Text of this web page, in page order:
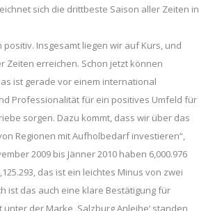
sich die drittbeste Saison aller Zeiten in
Insgesamt liegen wir auf Kurs, und
Zeiten erreichen. Schon jetzt können
ist gerade vor einem international
Professionalität für ein positives Umfeld für
sorgen. Dazu kommt, dass wir über das
Regionen mit Aufholbedarf investieren“,
2009 bis Jänner 2010 haben 6,000.976
das ist ein leichtes Minus von zwei
ist das auch eine klare Bestätigung für
der Marke ‚Salzburg Anleihe‘ standen